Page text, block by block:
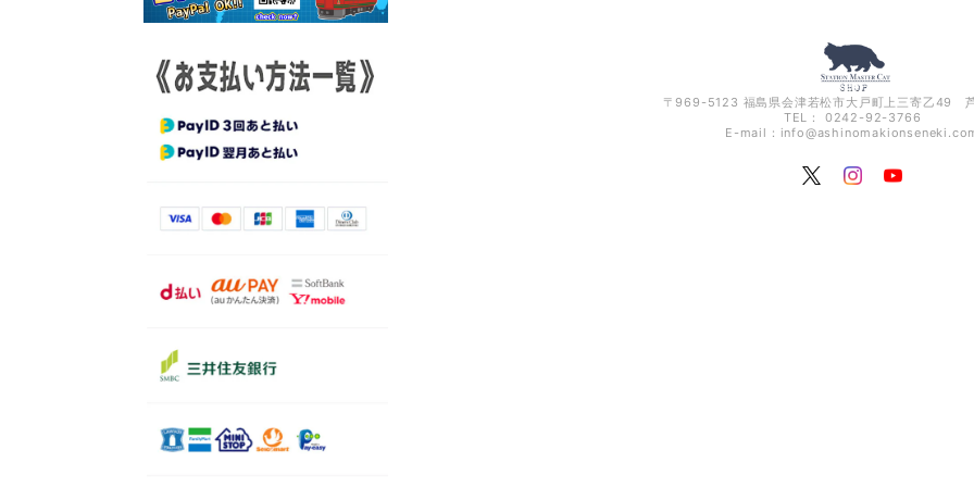
〒969-5123 福島県会津若松市大戸町上三寄乙49
TEL： 0242-92-3766
E-mail：